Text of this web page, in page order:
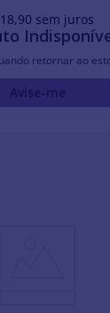
18,90 sem juros
retornar ao
Avise-me